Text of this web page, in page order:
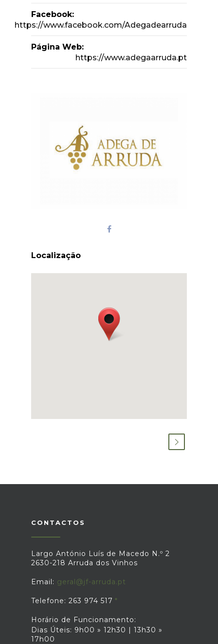
Facebook:
https://www.facebook.com/Adegadearruda
Página Web:
https://www.adegaarruda.pt
Localização
CONTACTOS
Largo António Luís de Macedo N.º 2
2630-218 Arruda dos Vinhos
Email: geral@jf-arruda.pt
Telefone: 263 974 517
Horário de Funcionamento:
Dias Úteis: 9h00 » 12h30 | 13h30 »
17h00